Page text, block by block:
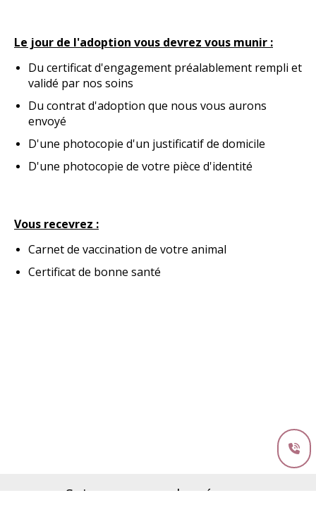
Le jour de l'adoption vous devrez vous munir :
Du certificat d'engagement préalablement rempli et
validé par nos soins
Du contrat d'adoption que nous vous aurons
envoyé
D'une photocopie d'un justificatif de domicile
D'une photocopie de votre pièce d'identité
Vous recevrez :
Carnet de vaccination de votre animal
Certificat de bonne santé
Suivez-nous sur les réseaux